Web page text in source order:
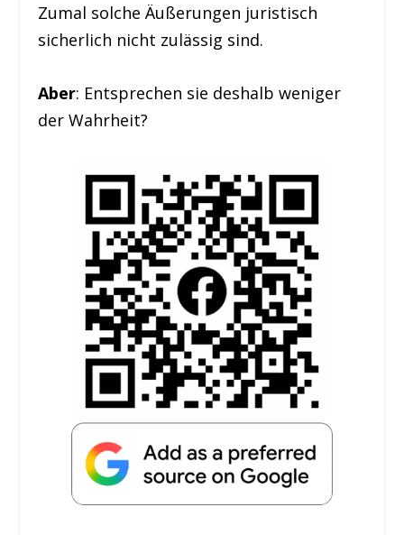
Zumal solche Äußerungen juristisch
sicherlich nicht zulässig sind.
Aber: Entsprechen sie deshalb weniger
der Wahrheit?